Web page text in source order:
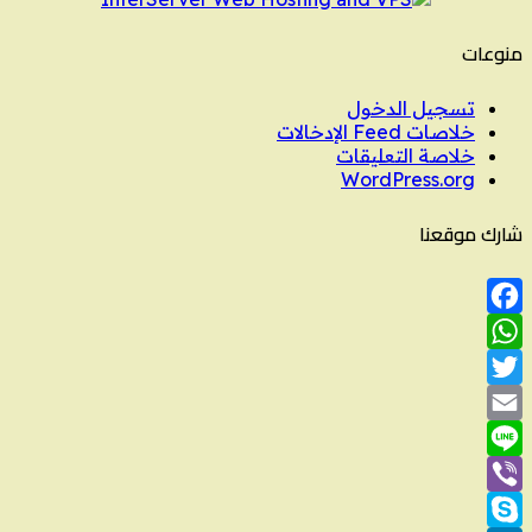
منوعات
تسجيل الدخول
خلاصات Feed الإدخالات
خلاصة التعليقات
WordPress.org
شارك موقعنا
Facebook
WhatsApp
Twitter
Email
Line
Viber